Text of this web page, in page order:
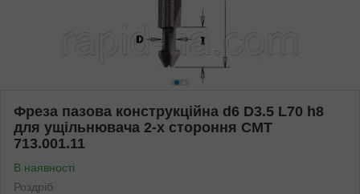
Фреза пазова конструкційна d6 D3.5 L70 h8
для ущільнювача 2-х стороння СМТ
713.001.11
В наявності
Роздріб